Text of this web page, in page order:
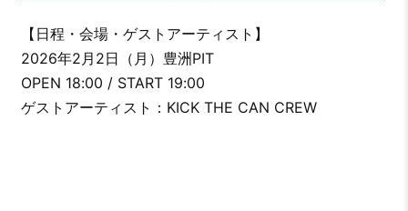
【日程・会場・ゲストアーティスト】
2026年2月2日（月）豊洲PIT
OPEN 18:00 / START 19:00
ゲストアーティスト：KICK THE CAN CREW